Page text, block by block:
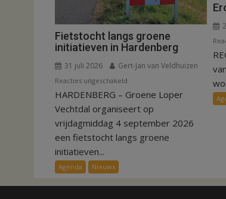
Fietstocht langs groene
initiatieven in Hardenberg
31 juli 2026 Gert-Jan van Veldhuizen
Reacties uitgeschakeld
Fietstocht
langs
groene
in
HARDENBERG – Groene Loper
Vechtdal organiseert op
vrijdagmiddag 4 september 2026
een fietstocht langs groene
initiatieven...
Agenda Nieuws